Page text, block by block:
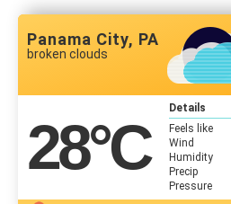
Panama City, PA
broken clouds
28°C
Details
Feels like
Wind
Humidity
Precip
Pressure